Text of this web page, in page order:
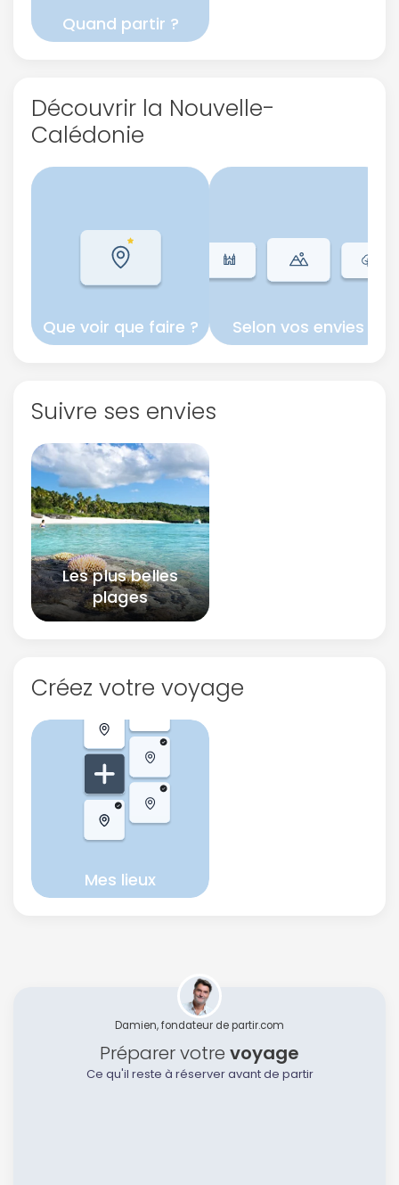
Quand partir ?
Découvrir la Nouvelle-
Calédonie
Que voir que faire ? Selon vos envies
Suivre ses envies
Les plus belles
plages
Créez votre voyage
Mes lieux
Damien, fondateur de partir.com
Préparer votre voyage
Ce qu'il reste à réserver avant de partir